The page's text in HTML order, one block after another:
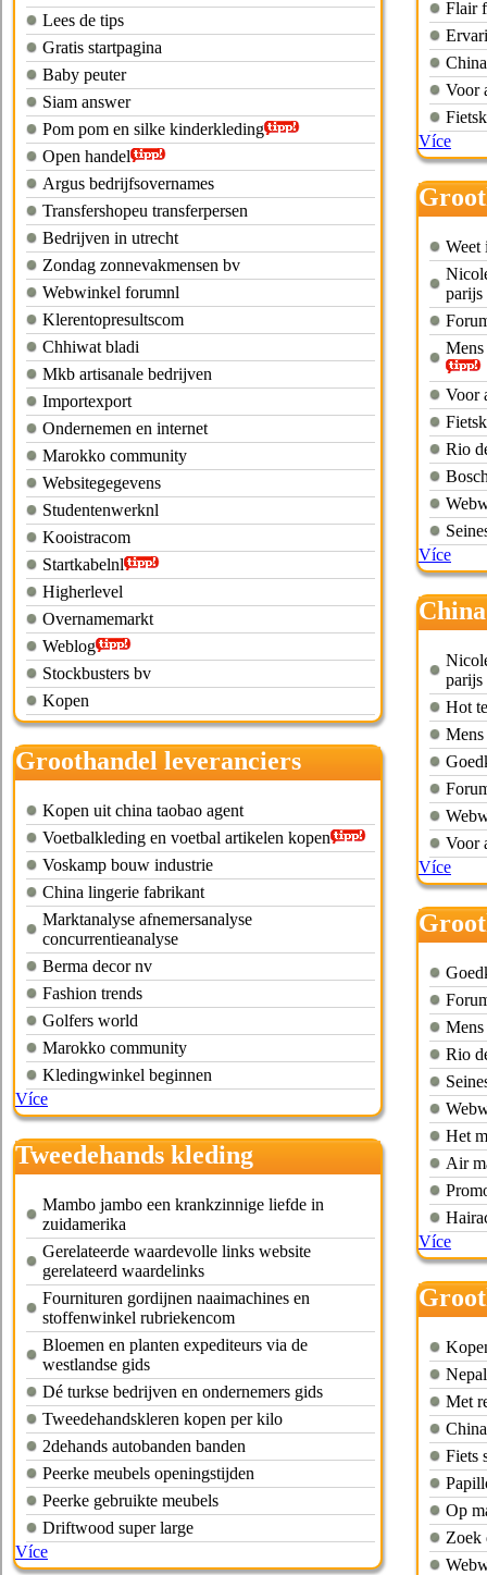
Lees de tips
Gratis startpagina
Baby peuter
Siam answer
Pom pom en silke kinderkleding
Open handel
Argus bedrijfsovernames
Transfershopeu transferpersen
Bedrijven in utrecht
Zondag zonnevakmensen bv
Webwinkel forumnl
Klerentopresultscom
Chhiwat bladi
Mkb artisanale bedrijven
Importexport
Ondernemen en internet
Marokko community
Websitegegevens
Studentenwerknl
Kooistracom
Startkabelnl
Higherlevel
Overnamemarkt
Weblog
Stockbusters bv
Kopen
Groothandel leveranciers
kleding
Kopen uit china taobao agent
Voetbalkleding en voetbal artikelen kopen
Voskamp bouw industrie
China lingerie fabrikant
Marktanalyse afnemersanalyse
concurrentieanalyse
Berma decor nv
Fashion trends
Golfers world
Marokko community
Kledingwinkel beginnen
Více
Tweedehands kleding
groothandel export
Mambo jambo een krankzinnige liefde in
zuidamerika
Gerelateerde waardevolle links website
gerelateerd waardelinks
Fournituren gordijnen naaimachines en
stoffenwinkel rubriekencom
Bloemen en planten expediteurs via de
westlandse gids
Dé turkse bedrijven en ondernemers gids
Tweedehandskleren kopen per kilo
2dehands autobanden banden
Peerke meubels openingstijden
Peerke gebruikte meubels
Driftwood super large
Více
Flair
Voor
Více
Weet
parijs
Voor
Rio
Více
parijs
Hot
Voor
Více
Rio
Het
Air
Více
Met
Fiets
Op
Zoek